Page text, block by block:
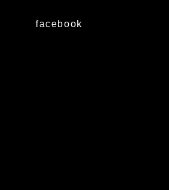
facebook